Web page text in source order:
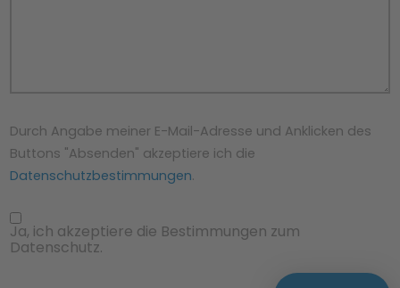
Durch Angabe meiner E-Mail-Adresse und Anklicken des
Buttons "Absenden" akzeptiere ich die
Datenschutzbestimmungen.
Ja, ich akzeptiere die Bestimmungen zum
Datenschutz.